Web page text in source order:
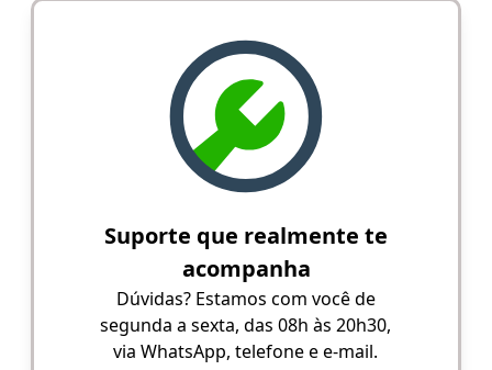
Suporte que realmente te
acompanha
Dúvidas? Estamos com você de
segunda a sexta, das 08h às 20h30,
via WhatsApp, telefone e e-mail.